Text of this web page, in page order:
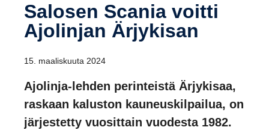
Salosen Scania voitti
Ajolinjan Ärjykisan
15. maaliskuuta 2024
Ajolinja-lehden perinteistä Ärjykisaa,
raskaan kaluston kauneuskilpailua, on
järjestetty vuosittain vuodesta 1982.